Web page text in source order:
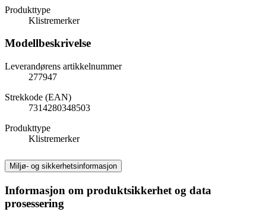
Produkttype
Klistremerker
Modellbeskrivelse
Leverandørens artikkelnummer
277947
Strekkode (EAN)
7314280348503
Produkttype
Klistremerker
Miljø- og sikkerhetsinformasjon
Informasjon om produktsikkerhet og data
prosessering